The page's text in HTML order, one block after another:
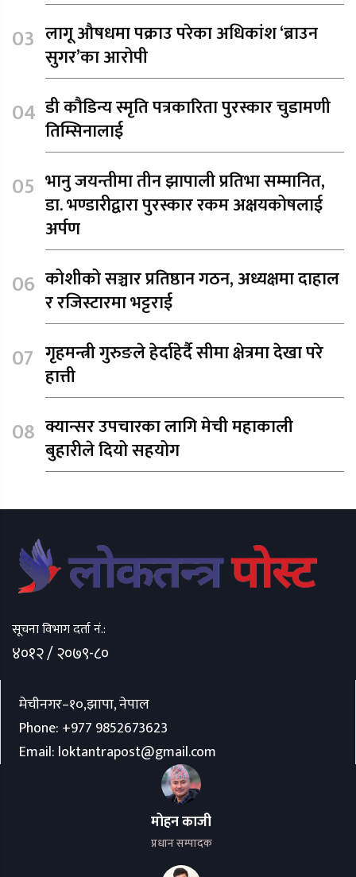
लागू औषधमा पक्राउ परेका अधिकांश ‘ब्राउन
सुगर’का आरोपी
डी कौडिन्य स्मृति पत्रकारिता पुरस्कार चुडामणी
तिम्सिनालाई
भानु जयन्तीमा तीन झापाली प्रतिभा सम्मानित,
डा. भण्डारीद्वारा पुरस्कार रकम अक्षयकोषलाई
अर्पण
कोशीको सञ्चार प्रतिष्ठान गठन, अध्यक्षमा दाहाल
र रजिस्टारमा भट्टराई
गृहमन्त्री गुरुङले हेर्दाहेर्दै सीमा क्षेत्रमा देखा परे
हात्ती
क्यान्सर उपचारका लागि मेची महाकाली
बुहारीले दियो सहयोग
सूचना विभाग दर्ता नं.:
४०१२ / २०७९-८०
मेचीनगर–१०,झापा, नेपाल
Phone: +977 9852673623
Email: loktantrapost@gmail.com
मोहन काजी
प्रधान सम्पादक